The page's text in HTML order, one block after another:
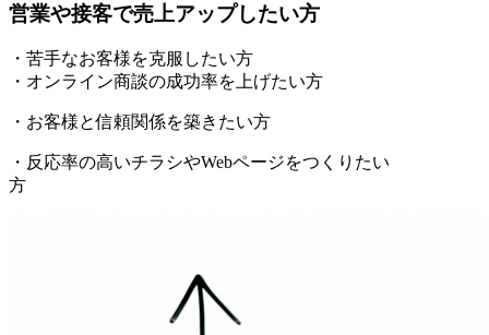
営業や接客で売上アップしたい方
・苦手なお客様を克服したい方
・オンライン商談の成功率を上げたい方
・お客様と信頼関係を築きたい方
・反応率の高いチラシやWebページをつくりたい
方